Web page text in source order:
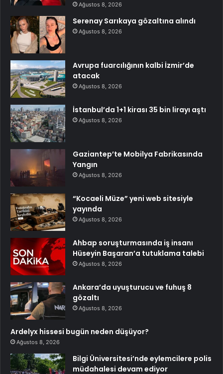
Ağustos 8, 2026
Serenay Sarıkaya gözaltına alındı
Ağustos 8, 2026
Avrupa fuarcılığının kalbi İzmir’de
atacak
Ağustos 8, 2026
İstanbul’da 1+1 kirası 35 bin lirayı aştı
Ağustos 8, 2026
Gaziantep’te Mobilya Fabrikasında
Yangın
Ağustos 8, 2026
“Kocaeli Müze” yeni web sitesiyle
yayında
Ağustos 8, 2026
Ahbap soruşturmasında iş insanı
Hüseyin Başaran’a tutuklama talebi
Ağustos 8, 2026
Ankara’da uyuşturucu ve fuhuş 8
gözaltı
Ağustos 8, 2026
Ardelyx hissesi bugün neden düşüyor?
Ağustos 8, 2026
Bilgi Üniversitesi’nde eylemcilere polis
müdahalesi devam ediyor